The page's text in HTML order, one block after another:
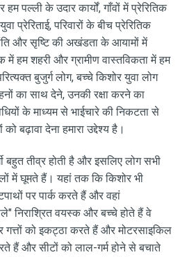
पल्ली के उदार कार्यों, गाँवों में प्रेरितिक
प्रेरिताई, परिवारों के बीच प्रेरितिक
और सृष्टि की अखंडता के आयामों में
हम शहरी और ग्रामीण वास्तविकता में हम
बुजुर्ग लोग, बच्चे किशोर युवा लोग
का साथ देने, उनकी रक्षा करने का
के माध्यम से भाईचारे की निकटता से
बढ़ावा देना हमारा उद्देश्य है।
बहुत तीव्र होती है और इसलिए लोग सभी
में घूमते हैं। यहां तक ​​कि किशोर भी
पर पार्क करते हैं और वहां
निराश्रित वयस्क और बच्चे होते हैं वे
गत्तों को इकट्ठा करते हैं और मोटरसाइकिल
हैं और सीटों को लाल-गर्म होने से बचाते